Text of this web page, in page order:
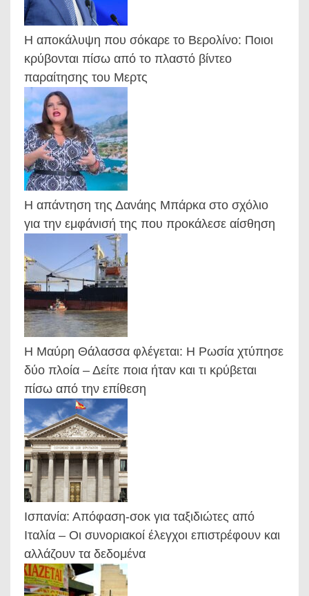
Η αποκάλυψη που σόκαρε το Βερολίνο: Ποιοι
κρύβονται πίσω από το πλαστό βίντεο
παραίτησης του Μερτς
Η απάντηση της Δανάης Μπάρκα στο σχόλιο
για την εμφάνισή της που προκάλεσε αίσθηση
Η Μαύρη Θάλασσα φλέγεται: Η Ρωσία χτύπησε
δύο πλοία – Δείτε ποια ήταν και τι κρύβεται
πίσω από την επίθεση
Ισπανία: Απόφαση-σοκ για ταξιδιώτες από
Ιταλία – Οι συνοριακοί έλεγχοι επιστρέφουν και
αλλάζουν τα δεδομένα